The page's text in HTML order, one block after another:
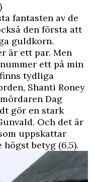
fantasten av de
den första att
guldkorn.
är ett par. Men
ett på min
tydliga
Shanti Roney
Dag
gör en stark
Och det är
uppskattar
betyg (6,5).